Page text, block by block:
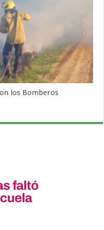
los Bomberos